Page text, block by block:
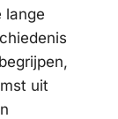
lange
uit